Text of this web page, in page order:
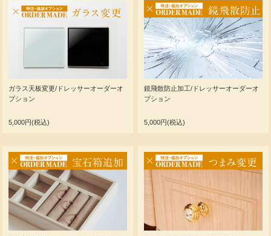
ガラス天板変更/ドレッサーオーダーオ
プション
5,000円(税込)
鏡飛散防止加工/ドレッサーオーダーオ
プション
5,000円(税込)